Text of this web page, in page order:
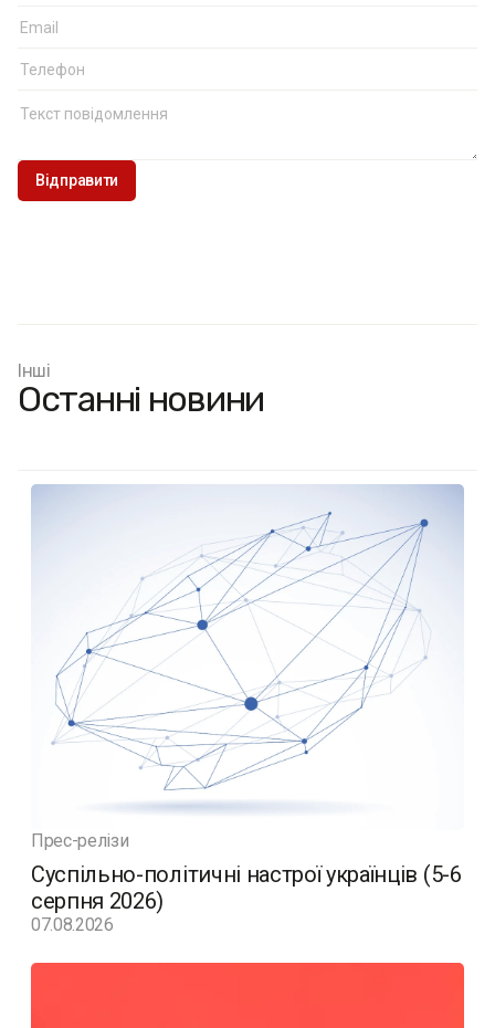
Інші
Останні новини
Прес-релізи
Суспільно-політичні настрої українців (5-6
серпня 2026)
07.08.2026